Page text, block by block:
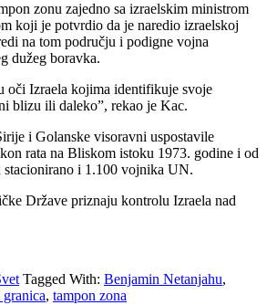
zonu zajedno sa izraelskim ministrom
koji je potvrdio da je naredio izraelskoj
na tom području i podigne vojna
dužeg boravka.
oči Izraela kojima identifikuje svoje
blizu ili daleko”, rekao je Kac.
i Golanske visoravni uspostavile
rata na Bliskom istoku 1973. godine i od
stacionirano i 1.100 vojnika UN.
Države priznaju kontrolu Izraela nad
Tagged With: Benjamin Netanjahu,
, tampon zona